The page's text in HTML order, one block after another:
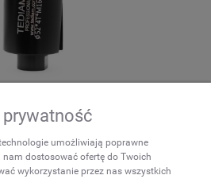
101,00 zł
umożliwiają poprawne
dostosować ofertę do Twoich
wykorzystanie przez nas wszystkich